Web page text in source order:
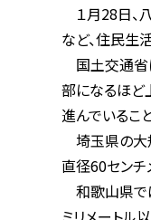
１月28日、八潮
など、住民生活や
国土交通省によ
部になるほど上昇
進んでいること
埼玉県の大規模
直径60センチメ
和歌山県では、２